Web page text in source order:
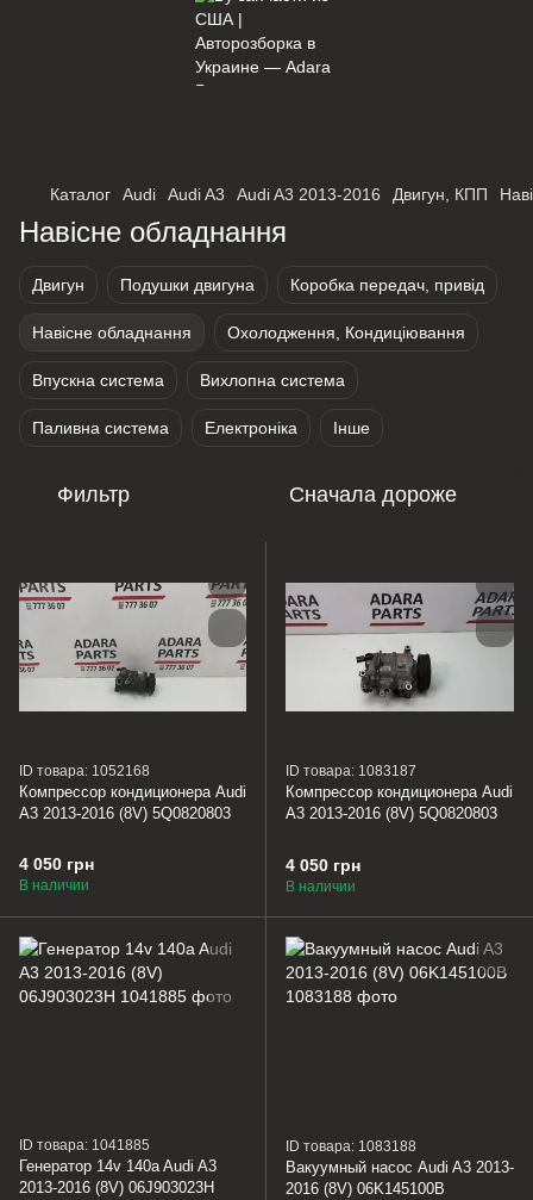
Оберіть мережу для переходу
Каталог Audi Audi A3 Audi A3 2013-2016 Двигун, КПП
Навісне обладнання
Двигун Подушки двигуна Коробка передач, привід
Навісне обладнання Охолодження, Кондиціювання
Впускна система Вихлопна система
Паливна система Електроніка Інше
Фильтр Сначала дороже
ID товара: 1052168
Компрессор кондиционера Audi
A3 2013-2016 (8V) 5Q0820803
4 050 грн
В наличии
ID товара: 1083187
Компрессор кондиционера Audi
A3 2013-2016 (8V) 5Q0820803
4 050 грн
В наличии
ID товара: 1041885
Генератор 14v 140a Audi A3
2013-2016 (8V) 06J903023H
ID товара: 1083188
Вакуумный насос Audi A3 2013-
2016 (8V) 06K145100B